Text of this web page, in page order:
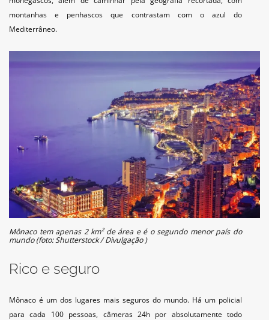
montanhas e penhascos que contrastam com o azul do
Mediterrâneo.
Mônaco tem apenas 2 km² de área e é o segundo menor país do
mundo (foto: Shutterstock / Divulgação )
Rico e seguro
Mônaco é um dos lugares mais seguros do mundo. Há um policial
para cada 100 pessoas, câmeras 24h por absolutamente todo